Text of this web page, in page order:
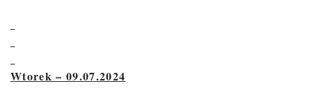
Wtorek – 09.07.2024